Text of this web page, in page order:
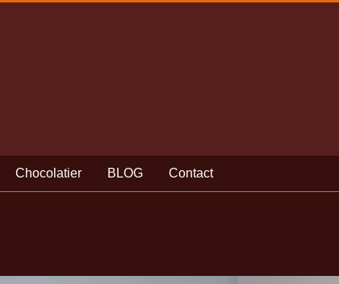
Chocolatier BLOG Contact